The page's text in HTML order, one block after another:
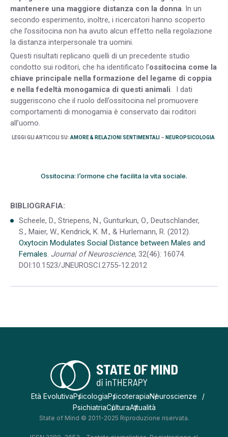
mantenere una maggiore distanza con la donna. In un
secondo esperimento, inoltre, i ricercatori hanno scoperto
che l’ossitocina non ha avuto alcun effetto nella regolazione
la distanza interpersonale tra uomini.
Questi risultati replicano quelli di un precedente studio
condotto sui roditori, che ha identificato l’ossitocina come la
chiave principale nella formazione del legame di coppia
e nella fedeltà monogamica di questi animali. I dati
suggeriscono che il ruolo dell’ossitocina nel promuovere
comportamenti di monogamia è conservato dai roditori
all’uomo.
LEGGI GLI ARTICOLI SU: AMORE & RELAZIONI SENTIMENTALI – NEUROPSICOLOGIA
Ossitocina: l’ormone che facilita la vita sociale.
BIBLIOGRAFIA:
Scheele, D., Striepens, N., Gunturkun, O., Deutschlander,
S., Maier, W., Kendrick, K. M., & Hurlemann, R. (2012).
Oxytocin Modulates Social Distance between Males and
Females. Journal of Neuroscience, 32(46): 16074.
DOI:10.1523/JNEUROSCI.2755-12.2012
Età EvolutivaPsicologiaPsicoterapiaNeuroscienze
PsichiatriaCulturaAttualità
State of Mind © 2011-2025 Riproduzione riservata.